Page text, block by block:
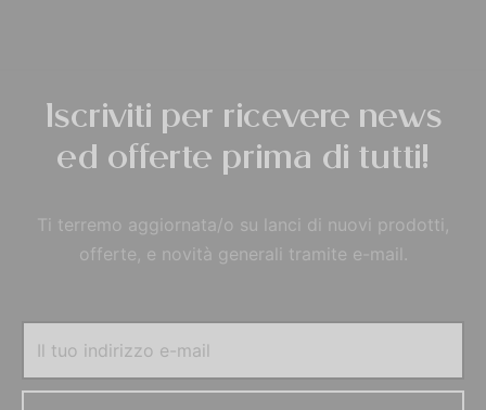
Iscriviti per ricevere news
ed offerte prima di tutti!
Ti terremo aggiornata/o su lanci di nuovi prodotti,
offerte, e novità generali tramite e-mail.